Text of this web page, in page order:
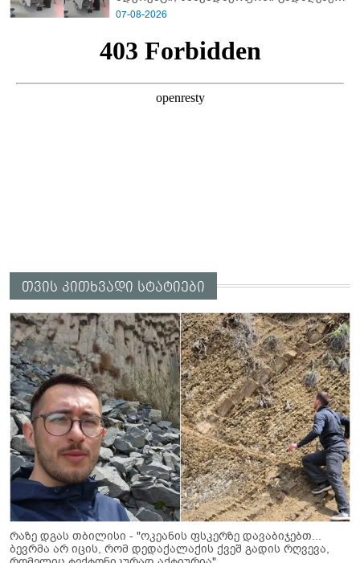
კადრებს ავრცელებს
07-08-2026
თვის კითხვადი სტატიები
რაზე დგას თბილისი - "ოკეანის ფსკერზე დავაბიჯებთ...
ბევრმა არ იცის, რომ დედაქალაქის ქვეშ გადის რღვევა,